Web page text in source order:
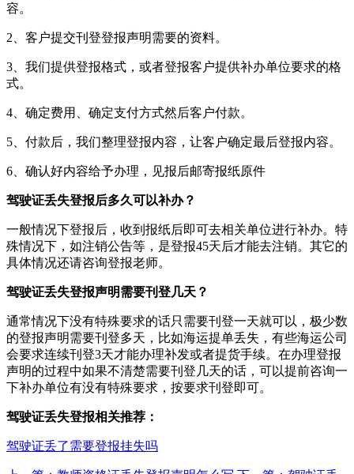
容。
2、客户提交刊登登报声明需要的资料。
3、我们提供登报格式，或者登报客户提供补办单位要求的格
式。
4、确定费用、确定支付方式然后客户付款。
5、付款后，我们整理登报内容，让客户确定最后登报内容。
6、确认好内容给予办理，见报后邮寄报纸原件
驾驶证丢失登报后多久可以补办？
一般情况下登报后，收到报纸后即可去相关单位进行补办。特
殊情况下，如注销公告等，是登报45天后才能去注销。其它的
具体情况还请咨询登报老师。
驾驶证丢失登报声明需要刊登几天？
通常情况下没有特殊要求的话只需要刊登一天就可以，极少数
的登报声明需要刊登多天，比如海运提单丢失，有些海运公司
会要求连续刊登3天才能办理补发或者提货手续。在办理登报
声明的过程中如果不清楚需要刊登几天的话，可以提前咨询一
下补办单位有没有特殊要求，按要求刊登即可。
驾驶证丢失登报相关推荐：
驾驶证丢了需要登报挂失吗